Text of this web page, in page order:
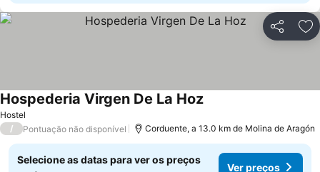
Partilhar
Hostel
Hospederia Virgen De La HozVer preços
/ Pontuação não disponível Corduente, a 13.0 km de Molina de Aragón
Selecione as datas para ver os preços
Ver preços